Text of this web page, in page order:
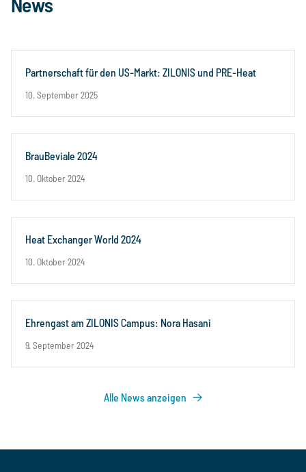
Partnerschaft für den US-Markt: ZILONIS und PRE-Heat
10. September 2025
BrauBeviale 2024
10. Oktober 2024
Heat Exchanger World 2024
10. Oktober 2024
Ehrengast am ZILONIS Campus: Nora Hasani
9. September 2024
Alle News anzeigen